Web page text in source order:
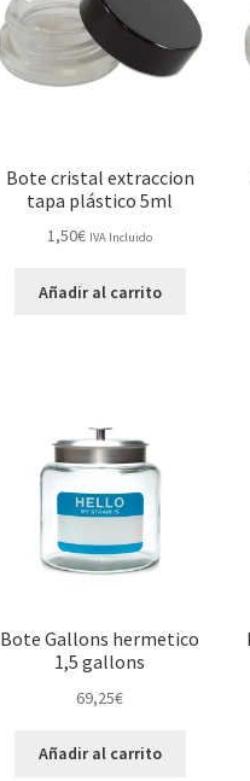
Bote cristal extraccion
tapa plástico 5ml
1,50€ IVA Incluido
Añadir al carrito
Bote Gallons hermetico
1,5 gallons
69,25€
Añadir al carrito